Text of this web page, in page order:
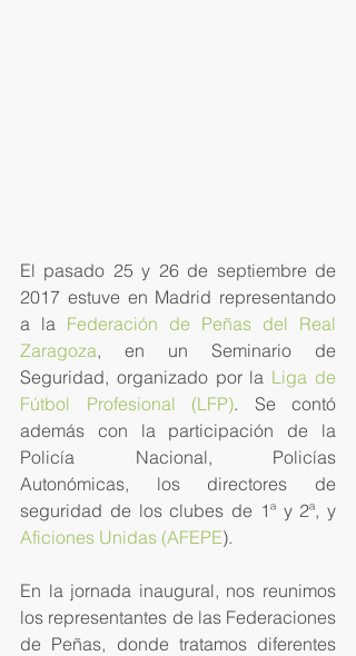
El pasado 25 y 26 de septiembre de
2017 estuve en Madrid representando
a la Federación de Peñas del Real
Zaragoza, en un Seminario de
Seguridad, organizado por la Liga de
Fútbol Profesional (LFP). Se contó
además con la participación de la
Policía Nacional, Policías
Autonómicas, los directores de
Aficiones Unidas (AFEPE).
En la jornada inaugural, nos reunimos
los representantes de las Federaciones
de Peñas, donde tratamos diferentes